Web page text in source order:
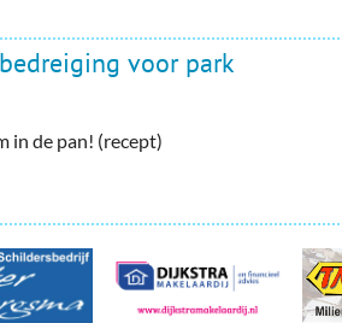
Onderwijs & jeugd
Politieke Partijen
voor park
in de pan! (recept)